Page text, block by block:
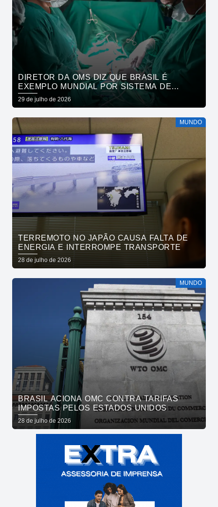
DIRETOR DA OMS DIZ QUE BRASIL É
EXEMPLO MUNDIAL POR SISTEMA DE
SAÚDE
29 de julho de 2026
MUNDO
TERREMOTO NO JAPÃO CAUSA FALTA DE
ENERGIA E INTERROMPE TRANSPORTE
28 de julho de 2026
MUNDO
BRASIL ACIONA OMC CONTRA TARIFAS
IMPOSTAS PELOS ESTADOS UNIDOS
28 de julho de 2026